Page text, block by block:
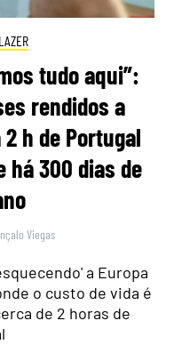
tudo aqui”:
rendidos a
h de Portugal
há 300 dias de
Viegas
a Europa
o custo de vida é
de 2 horas de